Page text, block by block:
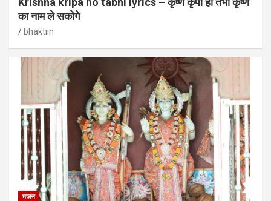
का नाम ले सकोगे
bhaktiin
भजन